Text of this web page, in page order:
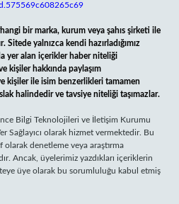
bir marka, kurum veya şahıs şirketi ile
Sitede yalnızca kendi hazırladığımız
yer alan içerikler haber niteliği
kişiler hakkında paylaşım
kişiler ile isim benzerlikleri tamamen
halindedir ve tavsiye niteliği taşımazlar.
Bilgi Teknolojileri ve İletişim Kurumu
Sağlayıcı olarak hizmet vermektedir. Bu
denetleme veya araştırma
Ancak, üyelerimiz yazdıkları içeriklerin
üye olarak bu sorumluluğu kabul etmiş